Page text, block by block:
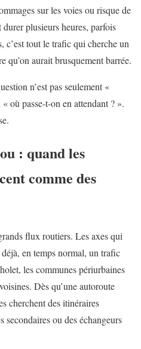
sur les voies ou risque de
plusieurs heures, parfois
c’est tout le trafic qui cherche un
qu’on aurait brusquement barrée.
n’est pas seulement «
où passe-t-on en attendant ? ».
: quand les
comme des
flux routiers. Les axes qui
en temps normal, un trafic
les communes périurbaines
Dès qu’une autoroute
cherchent des itinéraires
secondaires ou des échangeurs